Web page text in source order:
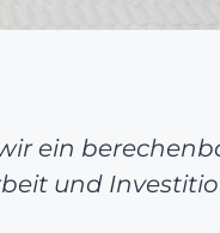
ein
und